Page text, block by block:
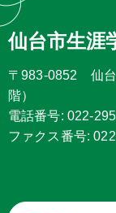
仙台市生涯
〒983-0852 仙台
階）
電話番号: 022-
ファクス番号: